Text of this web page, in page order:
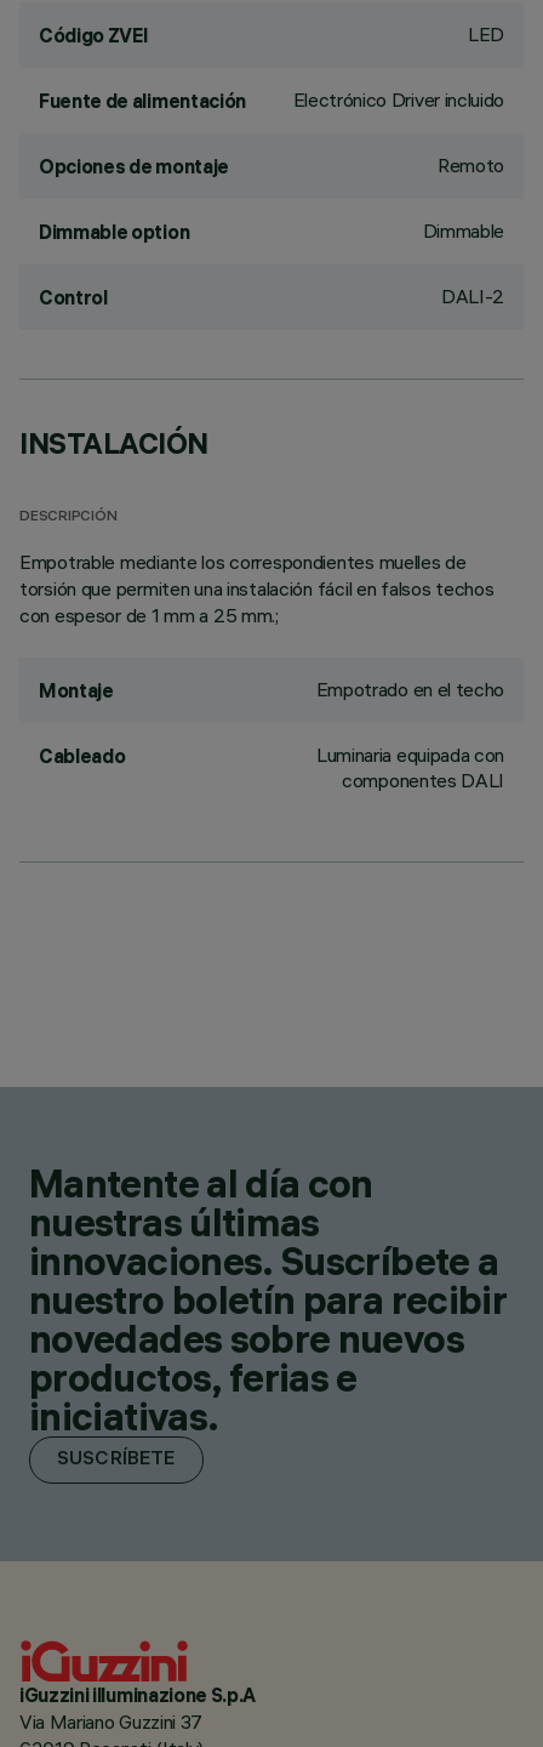
Código ZVEI LED
Fuente de alimentación Electrónico Driver incluido
Opciones de montaje Remoto
Dimmable option Dimmable
Control DALI-2
INSTALACIÓN
DESCRIPCIÓN
Empotrable mediante los correspondientes muelles de
torsión que permiten una instalación fácil en falsos techos
con espesor de 1 mm a 25 mm.;
Montaje Empotrado en el techo
Cableado
Luminaria equipada con
componentes DALI
Mantente al día con
nuestras últimas
innovaciones. Suscríbete a
nuestro boletín para recibir
novedades sobre nuevos
productos, ferias e
iniciativas.
SUSCRÍBETE
iGuzzini illuminazione S.p.A
Via Mariano Guzzini 37